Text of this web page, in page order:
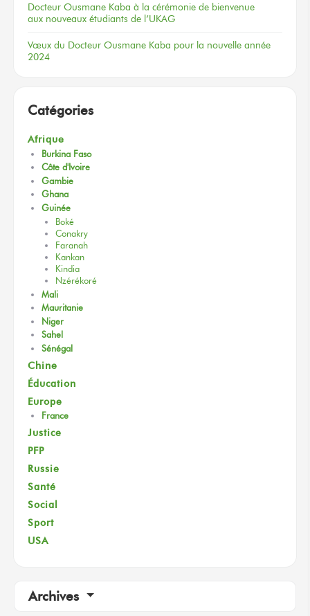
Docteur Ousmane Kaba à la cérémonie de bienvenue
aux nouveaux étudiants de l’UKAG
Vœux du Docteur Ousmane Kaba pour la nouvelle année
2024
Catégories
Afrique
Burkina Faso
Côte d'Ivoire
Gambie
Ghana
Guinée
Boké
Conakry
Faranah
Kankan
Kindia
Nzérékoré
Mali
Mauritanie
Niger
Sahel
Sénégal
Chine
Éducation
Europe
France
Justice
PFP
Russie
Santé
Social
Sport
USA
Archives